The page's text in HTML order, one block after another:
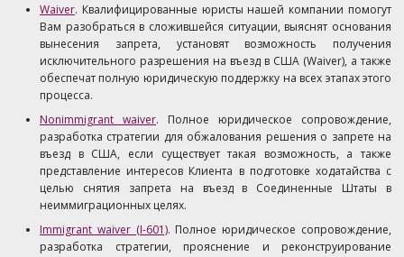
Waiver. Квалифицированные юристы нашей компании помогут
Вам разобраться в сложившейся ситуации, выяснят основания
вынесения запрета, установят возможность получения
исключительного разрешения на въезд в США (Waiver), а также
обеспечат полную юридическую поддержку на всех этапах этого
процесса.
Nonimmigrant waiver. Полное юридическое сопровождение,
разработка стратегии для обжалования решения о запрете на
въезд в США, если существует такая возможность, а также
представление интересов Клиента в подготовке ходатайства с
целью снятия запрета на въезд в Соединенные Штаты в
неиммиграционных целях.
Immigrant waiver (I-601). Полное юридическое сопровождение,
разработка стратегии, прояснение и реконструирование